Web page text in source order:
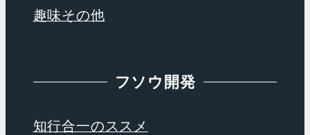
趣味その他
フソウ開発
知行合一のススメ